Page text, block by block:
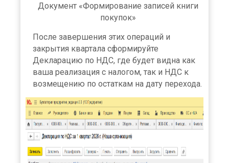
Документ «Формирование записей книги
покупок»
После завершения этих операций и
закрытия квартала сформируйте
Декларацию по НДС, где будет видна как
ваша реализация с налогом, так и НДС к
возмещению по остаткам на дату перехода.